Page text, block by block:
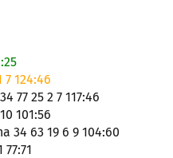
124:46
77 25 2 7 117:46
101:56
34 63 19 6 9 104:60